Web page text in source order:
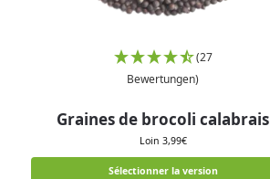
(27
Bewertungen)
Graines de brocoli calabrais
Loin 3,99€
Sélectionner la version